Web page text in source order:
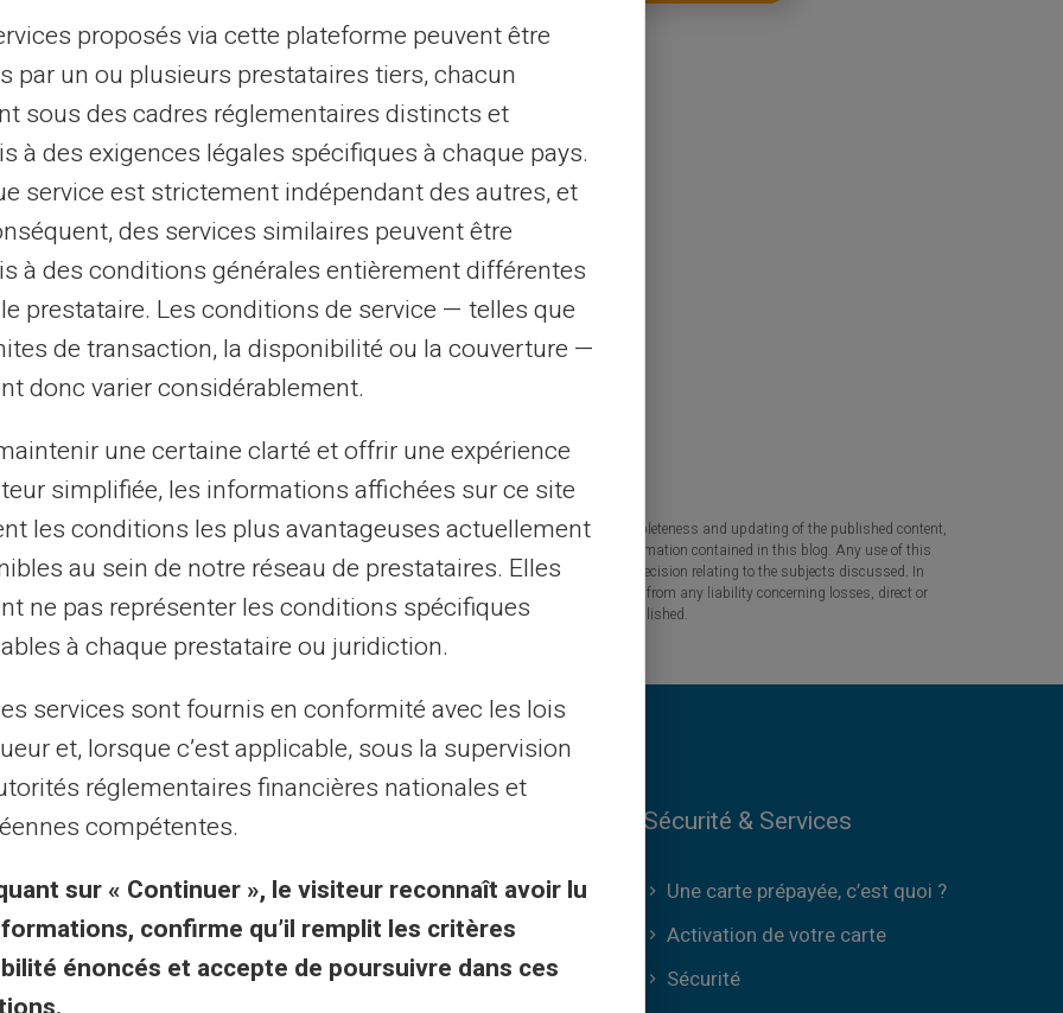
06/07/2026 Veritas Carte prépayée
Veritas et jeu en ligne agréé ANJ
son budget de joueur
en ligne légal en France répond à un cadre strict,
par l'Autorité Nationale des Jeux. Pour le joueur
structurer son b...
only and has no contractual or legal value. Although we strive to ensure the accuracy, completeness and updating of the published content,
authors of the articles cannot be held responsible for decisions or actions taken based on the information contained in this blog. Any use of this
We encourage you to consult a qualified professional or an expert for any important question or decision relating to the subjects discussed. In
without notice. By visiting this blog, you agree that Carte Veritas and its partners are released from any liability concerning losses, direct or
of this site, whether they are linked to errors, omissions or the interpretation of the information published.
Terms
légales
de confidentialité
Pourquoi Veritas ?
RIB et IBAN dédiés inclus
3D Secure
Sécurité & Services
Une carte prépayée, c’est quoi ?
Activation de votre carte
Sécurité
proposés via cette plateforme peuvent être
par un ou plusieurs prestataires tiers, chacun
sous des cadres réglementaires distincts et
à des exigences légales spécifiques à chaque pays.
service est strictement indépendant des autres, et
des services similaires peuvent être
à des conditions générales entièrement différentes
prestataire. Les conditions de service — telles que
de transaction, la disponibilité ou la couverture —
donc varier considérablement.
une certaine clarté et offrir une expérience
simplifiée, les informations affichées sur ce site
les conditions les plus avantageuses actuellement
au sein de notre réseau de prestataires. Elles
ne pas représenter les conditions spécifiques
à chaque prestataire ou juridiction.
services sont fournis en conformité avec les lois
et, lorsque c’est applicable, sous la supervision
réglementaires financières nationales et
compétentes.
sur « Continuer », le visiteur reconnaît avoir lu
confirme qu’il remplit les critères
énoncés et accepte de poursuivre dans ces